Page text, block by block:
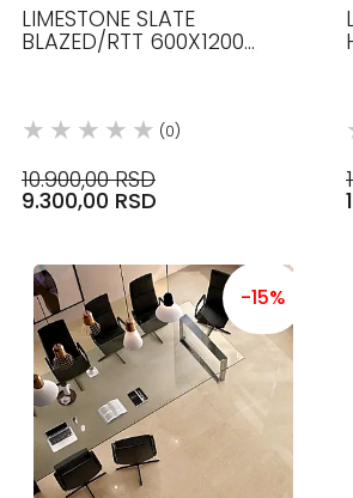
LIMESTONE SLATE
BLAZED/RTT 600X1200
(0)
10.900,00 RSD
9.300,00 RSD
-15%